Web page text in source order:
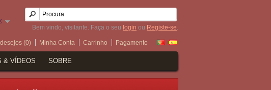
Bem vindo, visitante. Faça o seu login ou Registe-se.
(0) Minha Conta Carrinho Pagamento
& VÍDEOS SOBRE